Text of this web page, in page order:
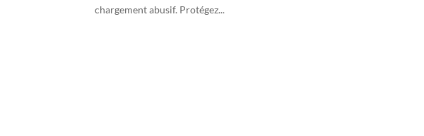
chargement abusif. Protégez...